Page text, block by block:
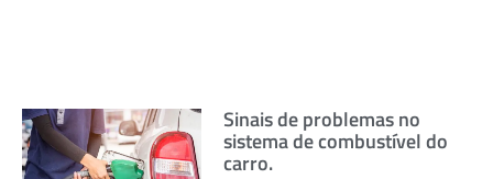
Sinais de problemas no
sistema de combustível do
carro.